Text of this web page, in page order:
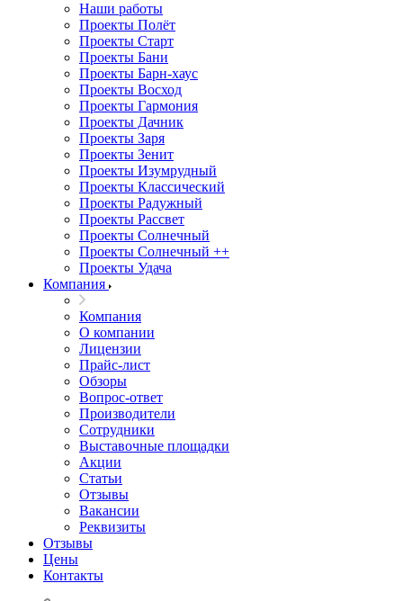
Наши работы
Проекты Полёт
Проекты Старт
Проекты Бани
Проекты Барн-хаус
Проекты Восход
Проекты Гармония
Проекты Дачник
Проекты Заря
Проекты Зенит
Проекты Изумрудный
Проекты Классический
Проекты Радужный
Проекты Рассвет
Проекты Солнечный
Проекты Солнечный ++
Проекты Удача
Компания
Компания
О компании
Лицензии
Прайс-лист
Обзоры
Вопрос-ответ
Производители
Сотрудники
Выставочные площадки
Акции
Статьи
Отзывы
Вакансии
Реквизиты
Отзывы
Цены
Контакты